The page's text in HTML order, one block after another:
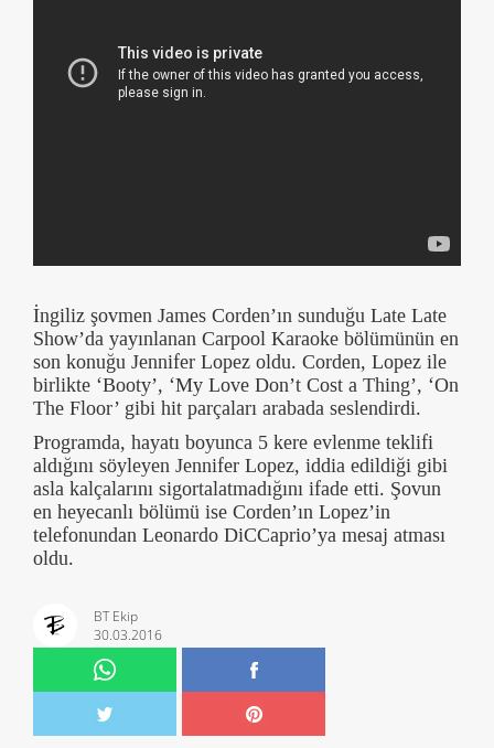
İngiliz şovmen James Corden’ın sunduğu Late Late
Show’da yayınlanan Carpool Karaoke bölümünün en
son konuğu Jennifer Lopez oldu. Corden, Lopez ile
birlikte ‘Booty’, ‘My Love Don’t Cost a Thing’, ‘On
The Floor’ gibi hit parçaları arabada seslendirdi.
Programda, hayatı boyunca 5 kere evlenme teklifi
aldığını söyleyen Jennifer Lopez, iddia edildiği gibi
asla kalçalarını sigortalatmadığını ifade etti. Şovun
en heyecanlı bölümü ise Corden’ın Lopez’in
telefonundan Leonardo DiCCaprio’ya mesaj atması
oldu.
BT Ekip
30.03.2016